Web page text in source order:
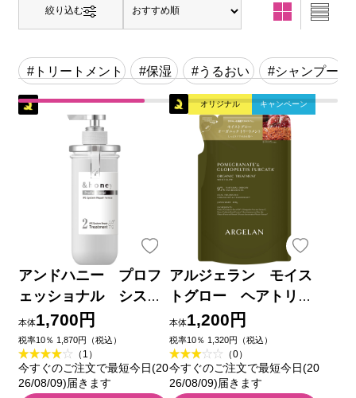
絞り込む
#トリートメント #保湿 #うるおい #シャンプー
アンドハニー プロフ
ェッショナル システ
ム リペア ヘアトリ
ートメント2.0 ４４５
ｇ 株式会社ヴィークレ
ア
本体1,700円
税率10％ 1,870円（税込）
（1）
今すぐのご注文で最短今日(20
26/08/09)届きます
オリジナル キャンペーン
アルジェラン モイス
トグロー ヘアトリー
トメントＲ詰替 ４００
ｇ
本体1,200円
税率10％ 1,320円（税込）
（0）
今すぐのご注文で最短今日(20
26/08/09)届きます